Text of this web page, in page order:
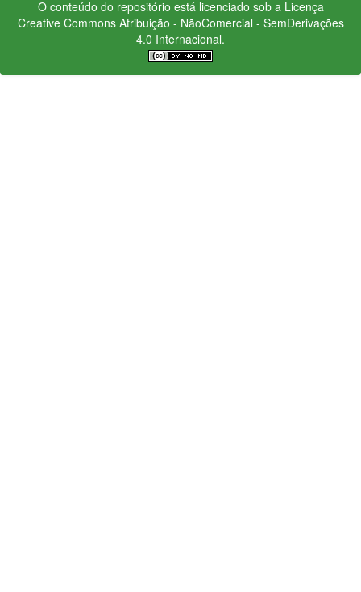
O conteúdo do repositório está licenciado sob a Licença
Creative CommonsAtribuição - NãoComercial - SemDerivações
4.0 Internacional.